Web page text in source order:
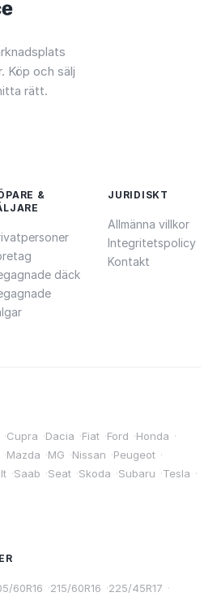
Köp och sälj
rätt.
&
däck
JURIDISKT
Allmänna villkor
Integritetspolicy
Kontakt
·Cupra ·Dacia ·Fiat ·Ford ·Honda ·
·Mazda ·MG ·Nissan ·Peugeot ·
·Saab ·Seat ·Skoda ·Subaru ·Tesla ·
60R16 ·215/60R16 ·225/45R17 ·